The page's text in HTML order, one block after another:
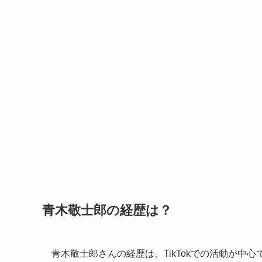
青木敬士郎の経歴は？
青木敬士郎さんの経歴は、TikTokでの活動が中心